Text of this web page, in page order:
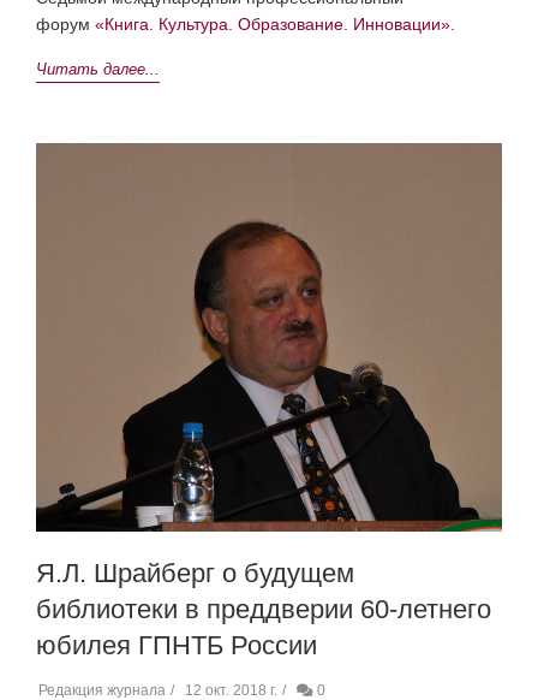
форум «Книга. Культура. Образование. Инновации»
Читать далее...
Я.Л. Шрайберг о будущем
библиотеки в преддверии 60-летнего
юбилея ГПНТБ России
Редакция журнала 12 окт. 2018 г. 0